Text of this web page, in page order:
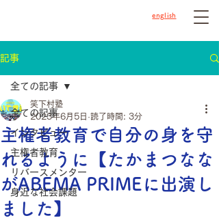
english
記事
全ての記事
インタビュー
主権者教育
リバースメンター
身近な社会課題
全ての記事
主権者教育で自分の身を守
れるように【たかまつなな
がABEMA PRIMEに出演し
ました】
笑下村塾
2023年6月5日 読了時間: 3分